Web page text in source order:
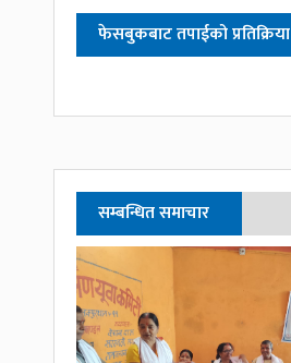
फेसबुकबाट तपाईको प्रतिक्रिया
सम्बन्धित समाचार